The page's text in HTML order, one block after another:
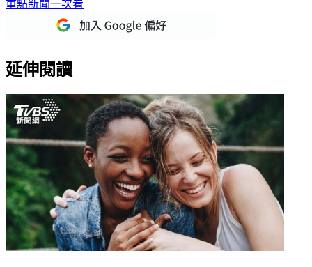
重點新聞一次看
延伸閱讀